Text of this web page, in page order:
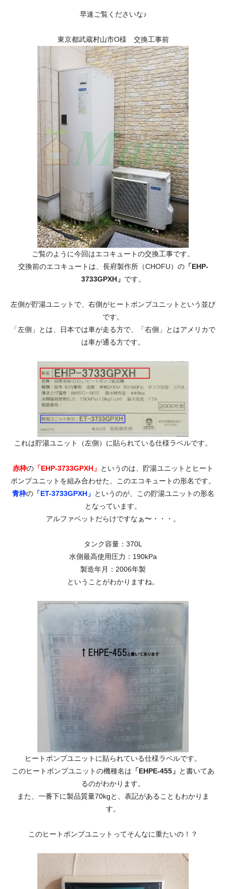
早速ご覧くださいな♪
東京都武蔵村山市O様 交換工事前
ご覧のように今回はエコキュートの交換工事です。
交換前のエコキュートは、長府製作所（CHOFU）の「EHP-
3733GPXH」 です。
左側が貯湯ユニットで、右側がヒートポンプユニットという並び
です。
「左側」とは、日本では車が走る方で、「右側」とはアメリカで
は車が通る方です。
これは貯湯ユニット（左側）に貼られている仕様ラベルです。
赤枠の 「EHP-3733GPXH」 というのは、貯湯ユニットとヒート
ポンプユニットを組み合わせた、このエコキュートの形名です。
青枠の「ET-3733GPXH」 というのが、この貯湯ユニットの形名
となっています。
アルファベットだらけですなぁ〜・・・。
タンク容量：370L
水側最高使用圧力：190kPa
製造年月：2006年製
ということがわかりますね。
ヒートポンプユニットに貼られている仕様ラベルです。
このヒートポンプユニットの機種名は 「EHPE-455」 と書いてあ
るのがわかります。
また、一番下に製品質量70kgと、表記があることもわかりま
す。
このヒートポンプユニットってそんなに重たいの！？